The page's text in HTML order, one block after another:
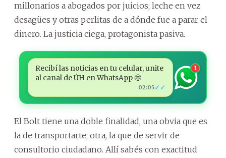
millonarios a abogados por juicios; leche en vez
desagües y otras perlitas de a dónde fue a parar el
dinero. La justicia ciega, protagonista pasiva.
Recibí las noticias en tu celular, unite
al canal de ÚH en WhatsApp 🤩
02:05✓✓
1
El Bolt tiene una doble finalidad, una obvia que es
la de transportarte; otra, la que de servir de
consultorio ciudadano. Allí sabés con exactitud